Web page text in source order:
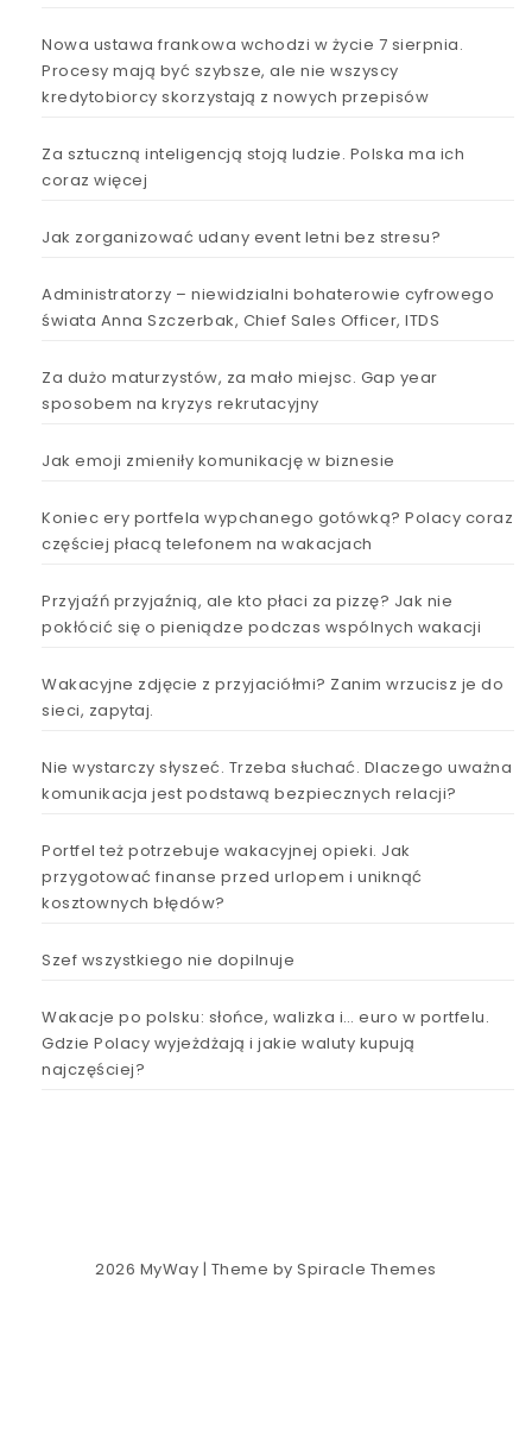
Nowa ustawa frankowa wchodzi w życie 7 sierpnia.
Procesy mają być szybsze, ale nie wszyscy
kredytobiorcy skorzystają z nowych przepisów
Za sztuczną inteligencją stoją ludzie. Polska ma ich
coraz więcej
Jak zorganizować udany event letni bez stresu?
Administratorzy – niewidzialni bohaterowie cyfrowego
świata Anna Szczerbak, Chief Sales Officer, ITDS
Za dużo maturzystów, za mało miejsc. Gap year
sposobem na kryzys rekrutacyjny
Jak emoji zmieniły komunikację w biznesie
Koniec ery portfela wypchanego gotówką? Polacy coraz
częściej płacą telefonem na wakacjach
Przyjaźń przyjaźnią, ale kto płaci za pizzę? Jak nie
pokłócić się o pieniądze podczas wspólnych wakacji
Wakacyjne zdjęcie z przyjaciółmi? Zanim wrzucisz je do
sieci, zapytaj.
Nie wystarczy słyszeć. Trzeba słuchać. Dlaczego uważna
komunikacja jest podstawą bezpiecznych relacji?
Portfel też potrzebuje wakacyjnej opieki. Jak
przygotować finanse przed urlopem i uniknąć
kosztownych błędów?
Szef wszystkiego nie dopilnuje
Wakacje po polsku: słońce, walizka i… euro w portfelu.
Gdzie Polacy wyjeżdżają i jakie waluty kupują
najczęściej?
2026 MyWay | Theme bySpiracle Themes